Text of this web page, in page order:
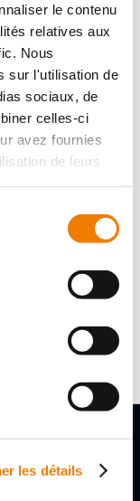
le contenu
relatives aux
Nous
sur l'utilisation de
sociaux, de
celles-ci
avez fournies
de leurs
les détails
de table
de profilés, de